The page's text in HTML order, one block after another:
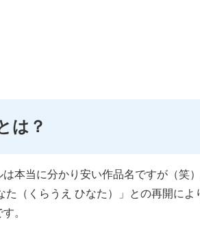
は？
は本当に分かり安い作品名ですが（笑
（くらうえ ひなた）」との再開によ
。